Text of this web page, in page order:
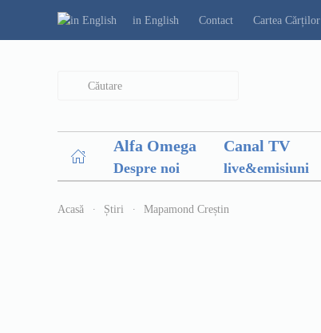
in English Contact Cartea Cărților
Alfa Omega
Despre noi
Canal TV
live&emisiuni
Acasă Știri Mapamond Creștin